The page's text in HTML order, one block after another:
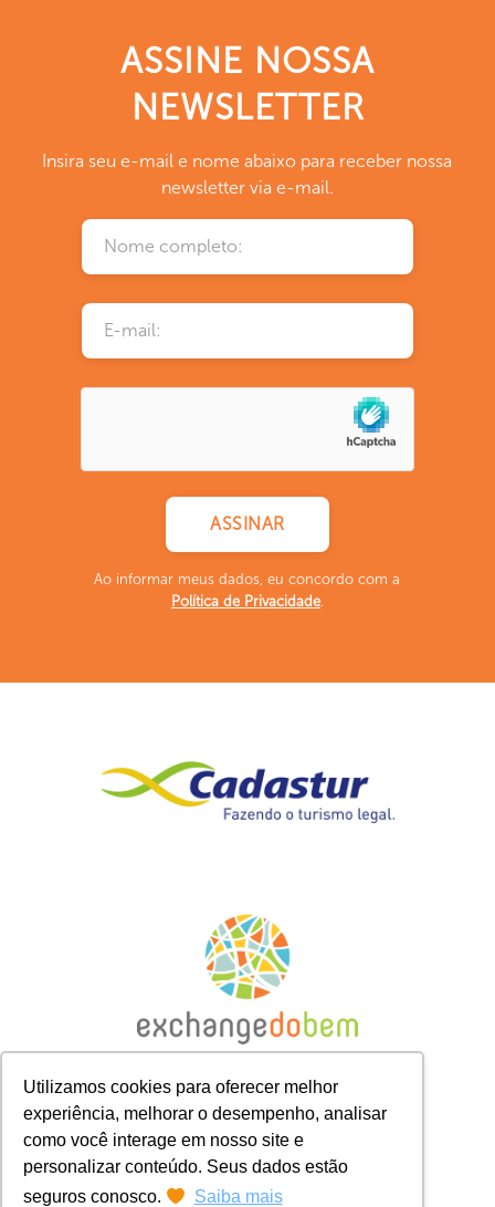
Utilizamos cookies para oferecer melhor
experiência, melhorar o desempenho, analisar
como você interage em nosso site e
personalizar conteúdo. Seus dados estão
seguros conosco.
Saiba mais
ASSINE NOSSA
NEWSLETTER
Insira seu e-mail e nome abaixo para receber nossa
newsletter via e-mail.
Ao informar meus dados, eu concordo com a
Política de Privacidade.